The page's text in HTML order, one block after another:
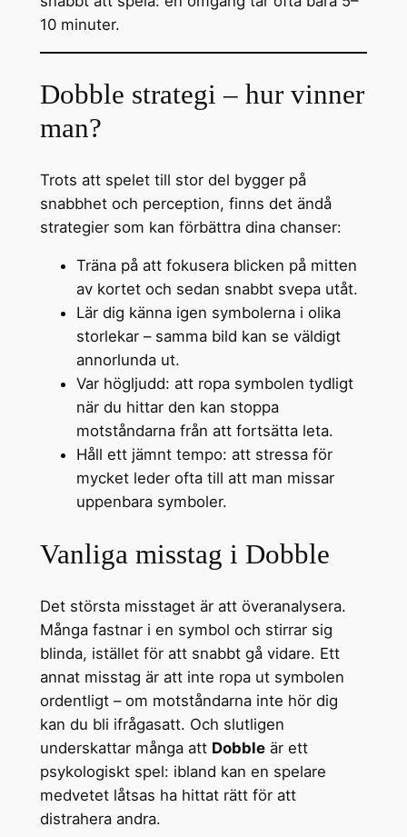
10 minuter.
Dobble strategi – hur vinner
man?
Trots att spelet till stor del bygger på
snabbhet och perception, finns det ändå
strategier som kan förbättra dina chanser:
Träna på att fokusera blicken på mitten
av kortet och sedan snabbt svepa utåt.
Lär dig känna igen symbolerna i olika
storlekar – samma bild kan se väldigt
annorlunda ut.
Var högljudd: att ropa symbolen tydligt
när du hittar den kan stoppa
motståndarna från att fortsätta leta.
Håll ett jämnt tempo: att stressa för
mycket leder ofta till att man missar
uppenbara symboler.
Vanliga misstag i Dobble
Det största misstaget är att överanalysera.
Många fastnar i en symbol och stirrar sig
blinda, istället för att snabbt gå vidare. Ett
annat misstag är att inte ropa ut symbolen
ordentligt – om motståndarna inte hör dig
kan du bli ifrågasatt. Och slutligen
underskattar många att Dobbleär ett
psykologiskt spel: ibland kan en spelare
medvetet låtsas ha hittat rätt för att
distrahera andra.